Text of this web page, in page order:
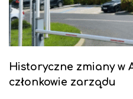
Historyczne zmiany w
członkowie zarządu